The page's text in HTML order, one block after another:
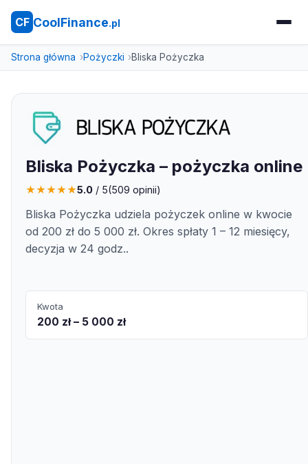
CF CoolFinance.pl
Strona główna Pożyczki Bliska Pożyczka
Bliska Pożyczka – pożyczka online
★★★★★5.0 / 5(509 opinii)
Bliska Pożyczka udziela pożyczek online w kwocie
od 200 zł do 5 000 zł. Okres spłaty 1 – 12 miesięcy,
decyzja w 24 godz..
Kwota
200 zł – 5 000 zł